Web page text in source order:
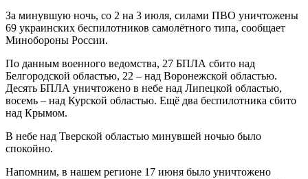
За минувшую ночь, со 2 на 3 июля, силами ПВО уничтожены
69 украинских беспилотников самолётного типа, сообщает
Минобороны России.
По данным военного ведомства, 27 БПЛА сбито над
Белгородской областью, 22 – над Воронежской областью.
Десять БПЛА уничтожено в небе над Липецкой областью,
восемь – над Курской областью. Ещё два беспилотника сбито
над Крымом.
В небе над Тверской областью минувшей ночью было
спокойно.
Напомним, в нашем регионе 17 июня было уничтожено